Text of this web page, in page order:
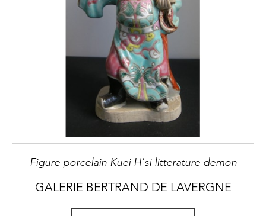
Figure porcelain Kuei H'si litterature demon
GALERIE BERTRAND DE LAVERGNE